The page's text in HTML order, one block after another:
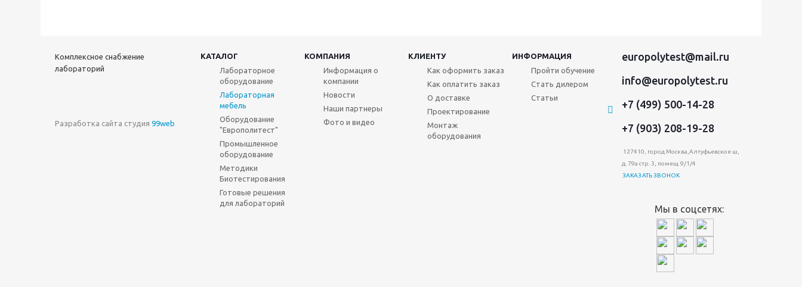
Комплексное снабжение
лабораторий
Разработка сайта студия 99web
КАТАЛОГ КОМПАНИЯ КЛИЕНТУ
ИНФОРМАЦИЯ
Лабораторное
оборудование
Лабораторная
мебель
Оборудование
"Европолитест"
Промышленное
оборудование
Методики
Биотестирования
Готовые решения
для лабораторий
Информация о
компании
Новости
Наши партнеры
Фото и видео
Как оформить заказ
Как оплатить заказ
О доставке
Проектирование
Монтаж
оборудования
Пройти обучение
Стать дилером
Статьи
europolytest@mail.ru
info@europolytest.ru
+7 (499) 500-14-28
+7 (903) 208-19-28
127410, город Москва,Алтуфьевское ш,
д. 79а стр. 3, помещ. 9/1/4
ЗАКАЗАТЬ ЗВОНОК
Мы в соцсетях: